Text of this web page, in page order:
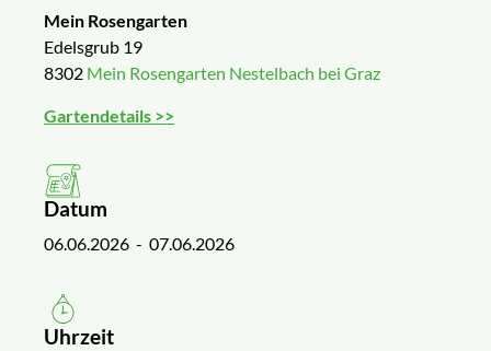
Mein Rosengarten
Edelsgrub 19
8302 Mein Rosengarten Nestelbach bei Graz
Gartendetails >>
Datum
06.06.2026 - 07.06.2026
Uhrzeit